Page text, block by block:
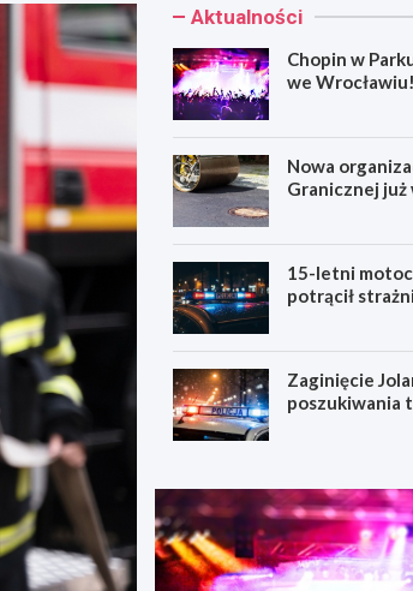
Aktualności
Chopin w
we Wrocławiu!
Nowa
Granicznej
15-letni
potrącił
Zaginięcie
poszukiwania